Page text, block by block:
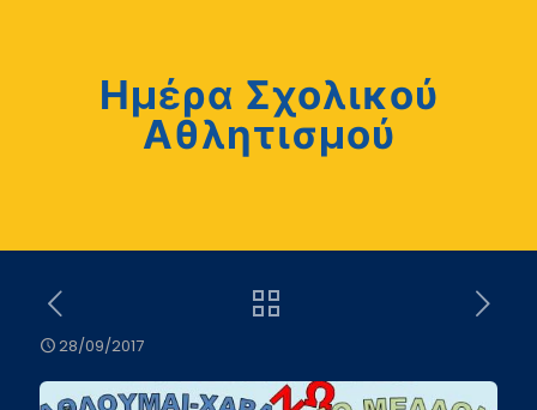
Ημέρα Σχολικού
Αθλητισμού
28/09/2017